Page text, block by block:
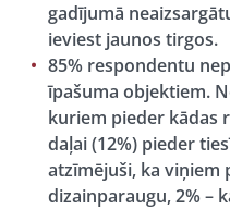
gadījumā
ieviest jaunos tirgos.
85% respondentu
īpašuma objektiem.
kuriem pieder kādas
daļai (12%) pieder
atzīmējuši, ka viņiem
dizainparaugu, 2% –